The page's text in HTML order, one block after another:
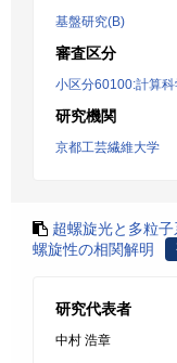
基盤研究(B)
審査区分
小区分60100:計算科
研究機関
京都工芸繊維大学
超螺旋光と多粒
螺旋性の相関解明
研究代表者
中村 浩章